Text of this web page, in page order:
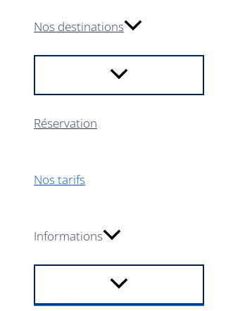
Nos destinations
Réservation
Nos tarifs
Informations